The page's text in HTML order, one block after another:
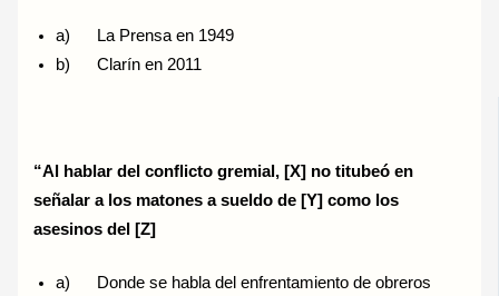
a) La Prensa en 1949
b) Clarín en 2011
“Al hablar del conflicto gremial, [X] no titubeó en
señalar a los matones a sueldo de [Y] como los
asesinos del [Z]
a) Donde se habla del enfrentamiento de obreros